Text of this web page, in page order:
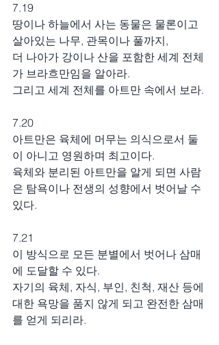
7.19
땅이나 하늘에서 사는 동물은 물론이고
살아있는 나무, 관목이나 풀까지,
더 나아가 강이나 산을 포함한 세계 전체
가 브라흐만임을 알아라.
그리고 세계 전체를 아트만 속에서 보라.
7.20
아트만은 육체에 머무는 의식으로서 둘
이 아니고 영원하며 최고이다.
육체와 분리된 아트만을 알게 되면 사람
은 탐욕이나 전생의 성향에서 벗어날 수
있다.
7.21
이 방식으로 모든 분별에서 벗어나 삼매
에 도달할 수 있다.
자기의 육체, 자식, 부인, 친척, 재산 등에
대한 욕망을 품지 않게 되고 완전한 삼매
를 얻게 되리라.